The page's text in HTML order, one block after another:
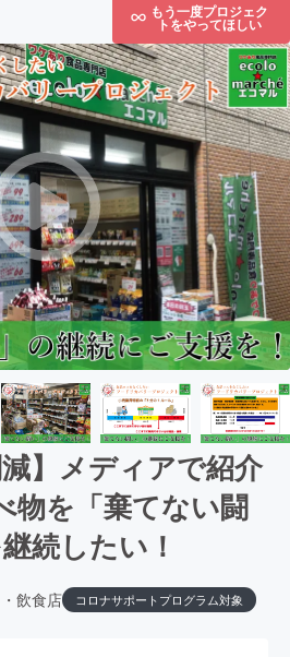
もう一度プロジェク
トをやってほしい
減】メディアで紹介
物を「棄てない闘
続したい！
飲食店 コロナサポートプログラム対象